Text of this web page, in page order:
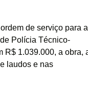
de serviço para a
Polícia Técnico-
R$ 1.039.000, a obra,
laudos e nas